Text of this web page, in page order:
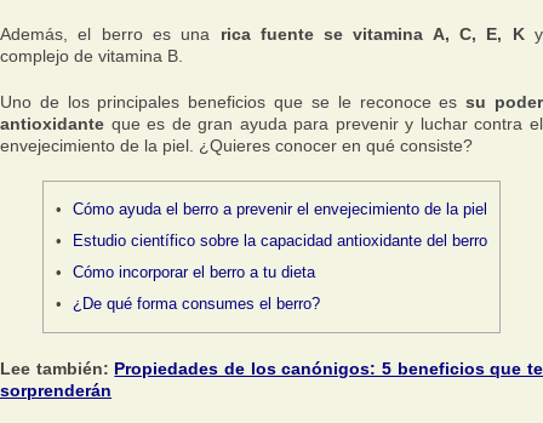
Además, el berro es una rica fuente se vitamina A, C, E, Ky
complejo de vitamina B.
Uno de los principales beneficios que se le reconoce essu poder
antioxidante que es de gran ayuda para prevenir y luchar contra el
envejecimiento de la piel. ¿Quieres conocer en qué consiste?
Cómo ayuda el berro a prevenir el envejecimiento de la piel
Estudio científico sobre la capacidad antioxidante del berro
Cómo incorporar el berro a tu dieta
¿De qué forma consumes el berro?
Lee también: Propiedades de los canónigos: 5 beneficios que te
sorprenderán